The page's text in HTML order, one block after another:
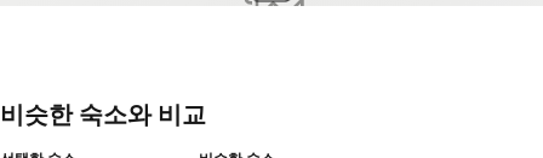
비슷한 숙소와 비교